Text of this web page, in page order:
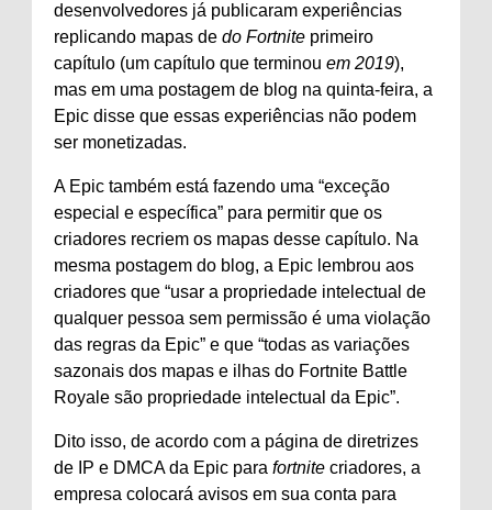
desenvolvedores já publicaram experiências
replicando mapas de do Fortnite primeiro
capítulo (um capítulo que terminou em 2019),
mas em uma postagem de blog na quinta-feira, a
Epic disse que essas experiências não podem
ser monetizadas.
A Epic também está fazendo uma “exceção
especial e específica” para permitir que os
criadores recriem os mapas desse capítulo. Na
mesma postagem do blog, a Epic lembrou aos
criadores que “usar a propriedade intelectual de
qualquer pessoa sem permissão é uma violação
das regras da Epic” e que “todas as variações
sazonais dos mapas e ilhas do Fortnite Battle
Royale são propriedade intelectual da Epic”.
Dito isso, de acordo com a página de diretrizes
de IP e DMCA da Epic para fortnite criadores, a
empresa colocará avisos em sua conta para